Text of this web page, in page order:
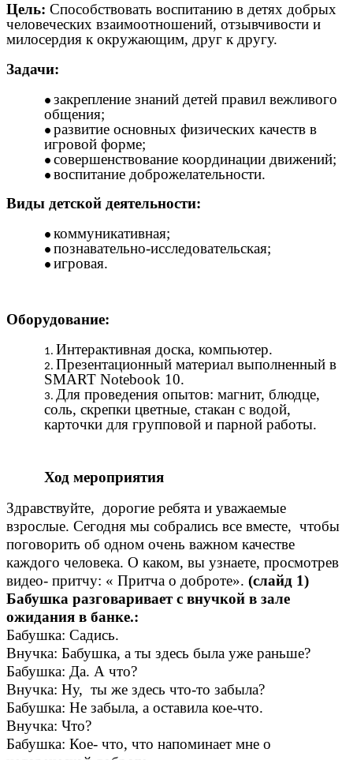
Цель: Способствовать воспитанию в детях добрых
человеческих взаимоотношений, отзывчивости и
милосердия к окружающим, друг к другу.
Задачи:
закрепление знаний детей правил вежливого
общения;
развитие основных физических качеств в
игровой форме;
совершенствование координации движений;
воспитание доброжелательности.
Виды детской деятельности:
коммуникативная;
познавательно-исследовательская;
игровая.
Оборудование:
Интерактивная доска, компьютер.
Презентационный материал выполненный в
SMART Notebook 10.
Для проведения опытов: магнит, блюдце,
соль, скрепки цветные, стакан с водой,
карточки для групповой и парной работы.
Ход мероприятия
Здравствуйте, дорогие ребята и уважаемые
взрослые. Сегодня мы собрались все вместе, чтобы
поговорить об одном очень важном качестве
каждого человека. О каком, вы узнаете, просмотрев
видео- притчу: « Притча о доброте». (слайд 1)
Бабушка разговаривает с внучкой в зале
ожидания в банке.:
Бабушка: Садись.
Внучка: Бабушка, а ты здесь была уже раньше?
Бабушка: Да. А что?
Внучка: Ну, ты же здесь что-то забыла?
Бабушка: Не забыла, а оставила кое-что.
Внучка: Что?
Бабушка: Кое- что, что напоминает мне о